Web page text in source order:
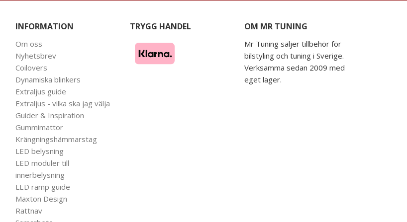
INFORMATION
Om oss
Nyhetsbrev
Coilovers
Dynamiska blinkers
Extraljus guide
Extraljus - vilka ska jag välja
Guider & Inspiration
Gummimattor
Krängningshämmarstag
LED belysning
LED moduler till
innerbelysning
LED ramp guide
Maxton Design
Rattnav
TRYGG HANDEL OM MR TUNING
Mr Tuning säljer tillbehör för
bilstyling och tuning i Sverige.
Verksamma sedan 2009 med
eget lager.